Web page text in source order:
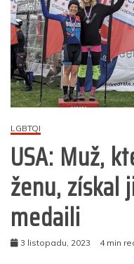
LGBTQI
USA: Muž,
ženu, získal
medaili
3 listopadu, 2023 4 min